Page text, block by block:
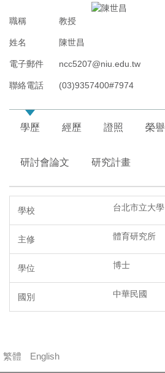
職稱 教授
姓名 陳世昌
電子郵件 ncc5207@niu.edu.tw
聯絡電話 (03)9357400#7974
學歷 經歷 證照 榮譽
研討會論文 研究計畫
台北市立大學
體育研究所
博士
中華民國
繁體 English